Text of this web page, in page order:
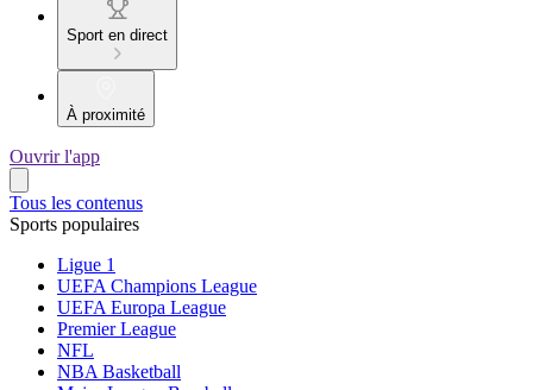
Sport en direct
À proximité
Ouvrir l'app
Tous les contenus
Sports populaires
Ligue 1
UEFA Champions League
UEFA Europa League
Premier League
NFL
NBA Basketball